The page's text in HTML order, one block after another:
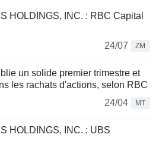
HOLDINGS, INC. : RBC Capital
24/07
ZM
un solide premier trimestre et
les rachats d'actions, selon RBC
24/04
MT
HOLDINGS, INC. : UBS